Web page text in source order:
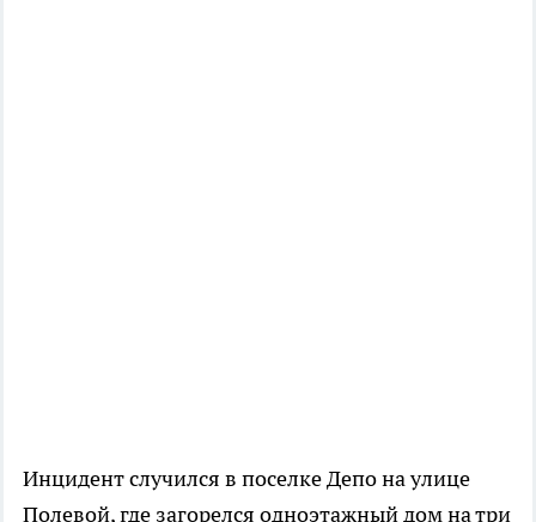
Инцидент случился в поселке Депо на улице
Полевой, где загорелся одноэтажный дом на три